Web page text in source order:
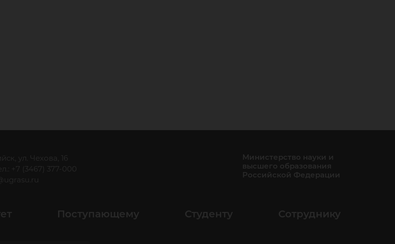
ул. Чехова, 16
+7 (3467) 377-000
Министерство науки и
высшего образования
Российской Федерации
Поступающему Студенту Сотруднику